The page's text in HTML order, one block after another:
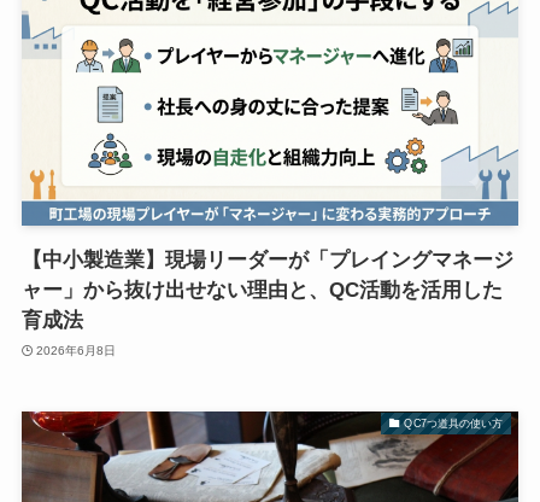
【中小製造業】現場リーダーが「プレイングマネージ
ャー」から抜け出せない理由と、QC活動を活用した
育成法
2026年6月8日
QC7つ道具の使い方